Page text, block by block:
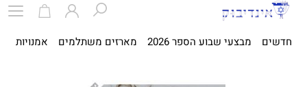
חדשים מבצעי שבוע הספר 2026 מארזים משתלמים אמנויות